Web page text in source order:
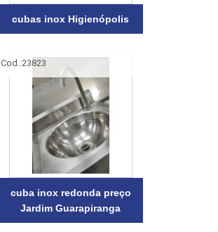
cubas inox Higienópolis
Cod.:23823
cuba inox redonda preço
Jardim Guarapiranga